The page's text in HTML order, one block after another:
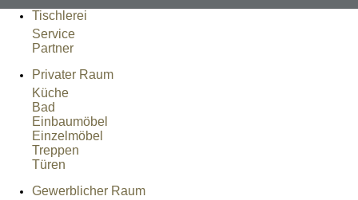
Tischlerei
Service
Partner
Privater Raum
Küche
Bad
Einbaumöbel
Einzelmöbel
Treppen
Türen
Gewerblicher Raum